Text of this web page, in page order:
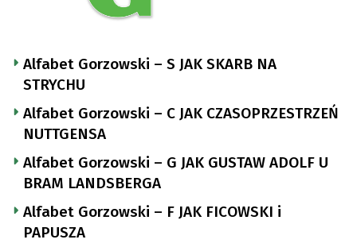
Alfabet Gorzowski – S JAK SKARB NA
STRYCHU
Alfabet Gorzowski – C JAK CZASOPRZESTRZEŃ
NUTTGENSA
Alfabet Gorzowski – G JAK GUSTAW ADOLF U
BRAM LANDSBERGA
Alfabet Gorzowski – F JAK FICOWSKI i
PAPUSZA